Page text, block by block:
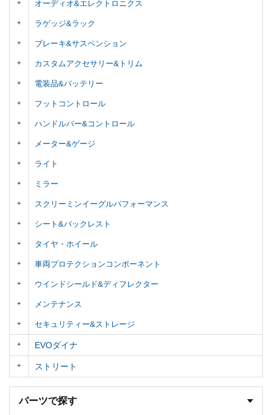
オーディオ&エレクトロニクス
ラゲッジ&ラック
ブレーキ&サスペンション
カスタムアクセサリー&トリム
電装品&バッテリー
フットコントロール
ハンドルバー&コントロール
メーター&ゲージ
ライト
ミラー
スクリーミンイーグルパフォーマンス
シート&バックレスト
タイヤ・ホイール
車両プロテクションコンポーネント
ウインドシールド&ディフレクター
メンテナンス
セキュリティー&ストレージ
EVOダイナ
ストリート
パーツで探す